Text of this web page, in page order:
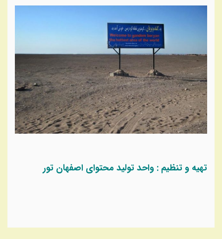
تهیه و تنظیم : واحد تولید محتوای اصفهان تور